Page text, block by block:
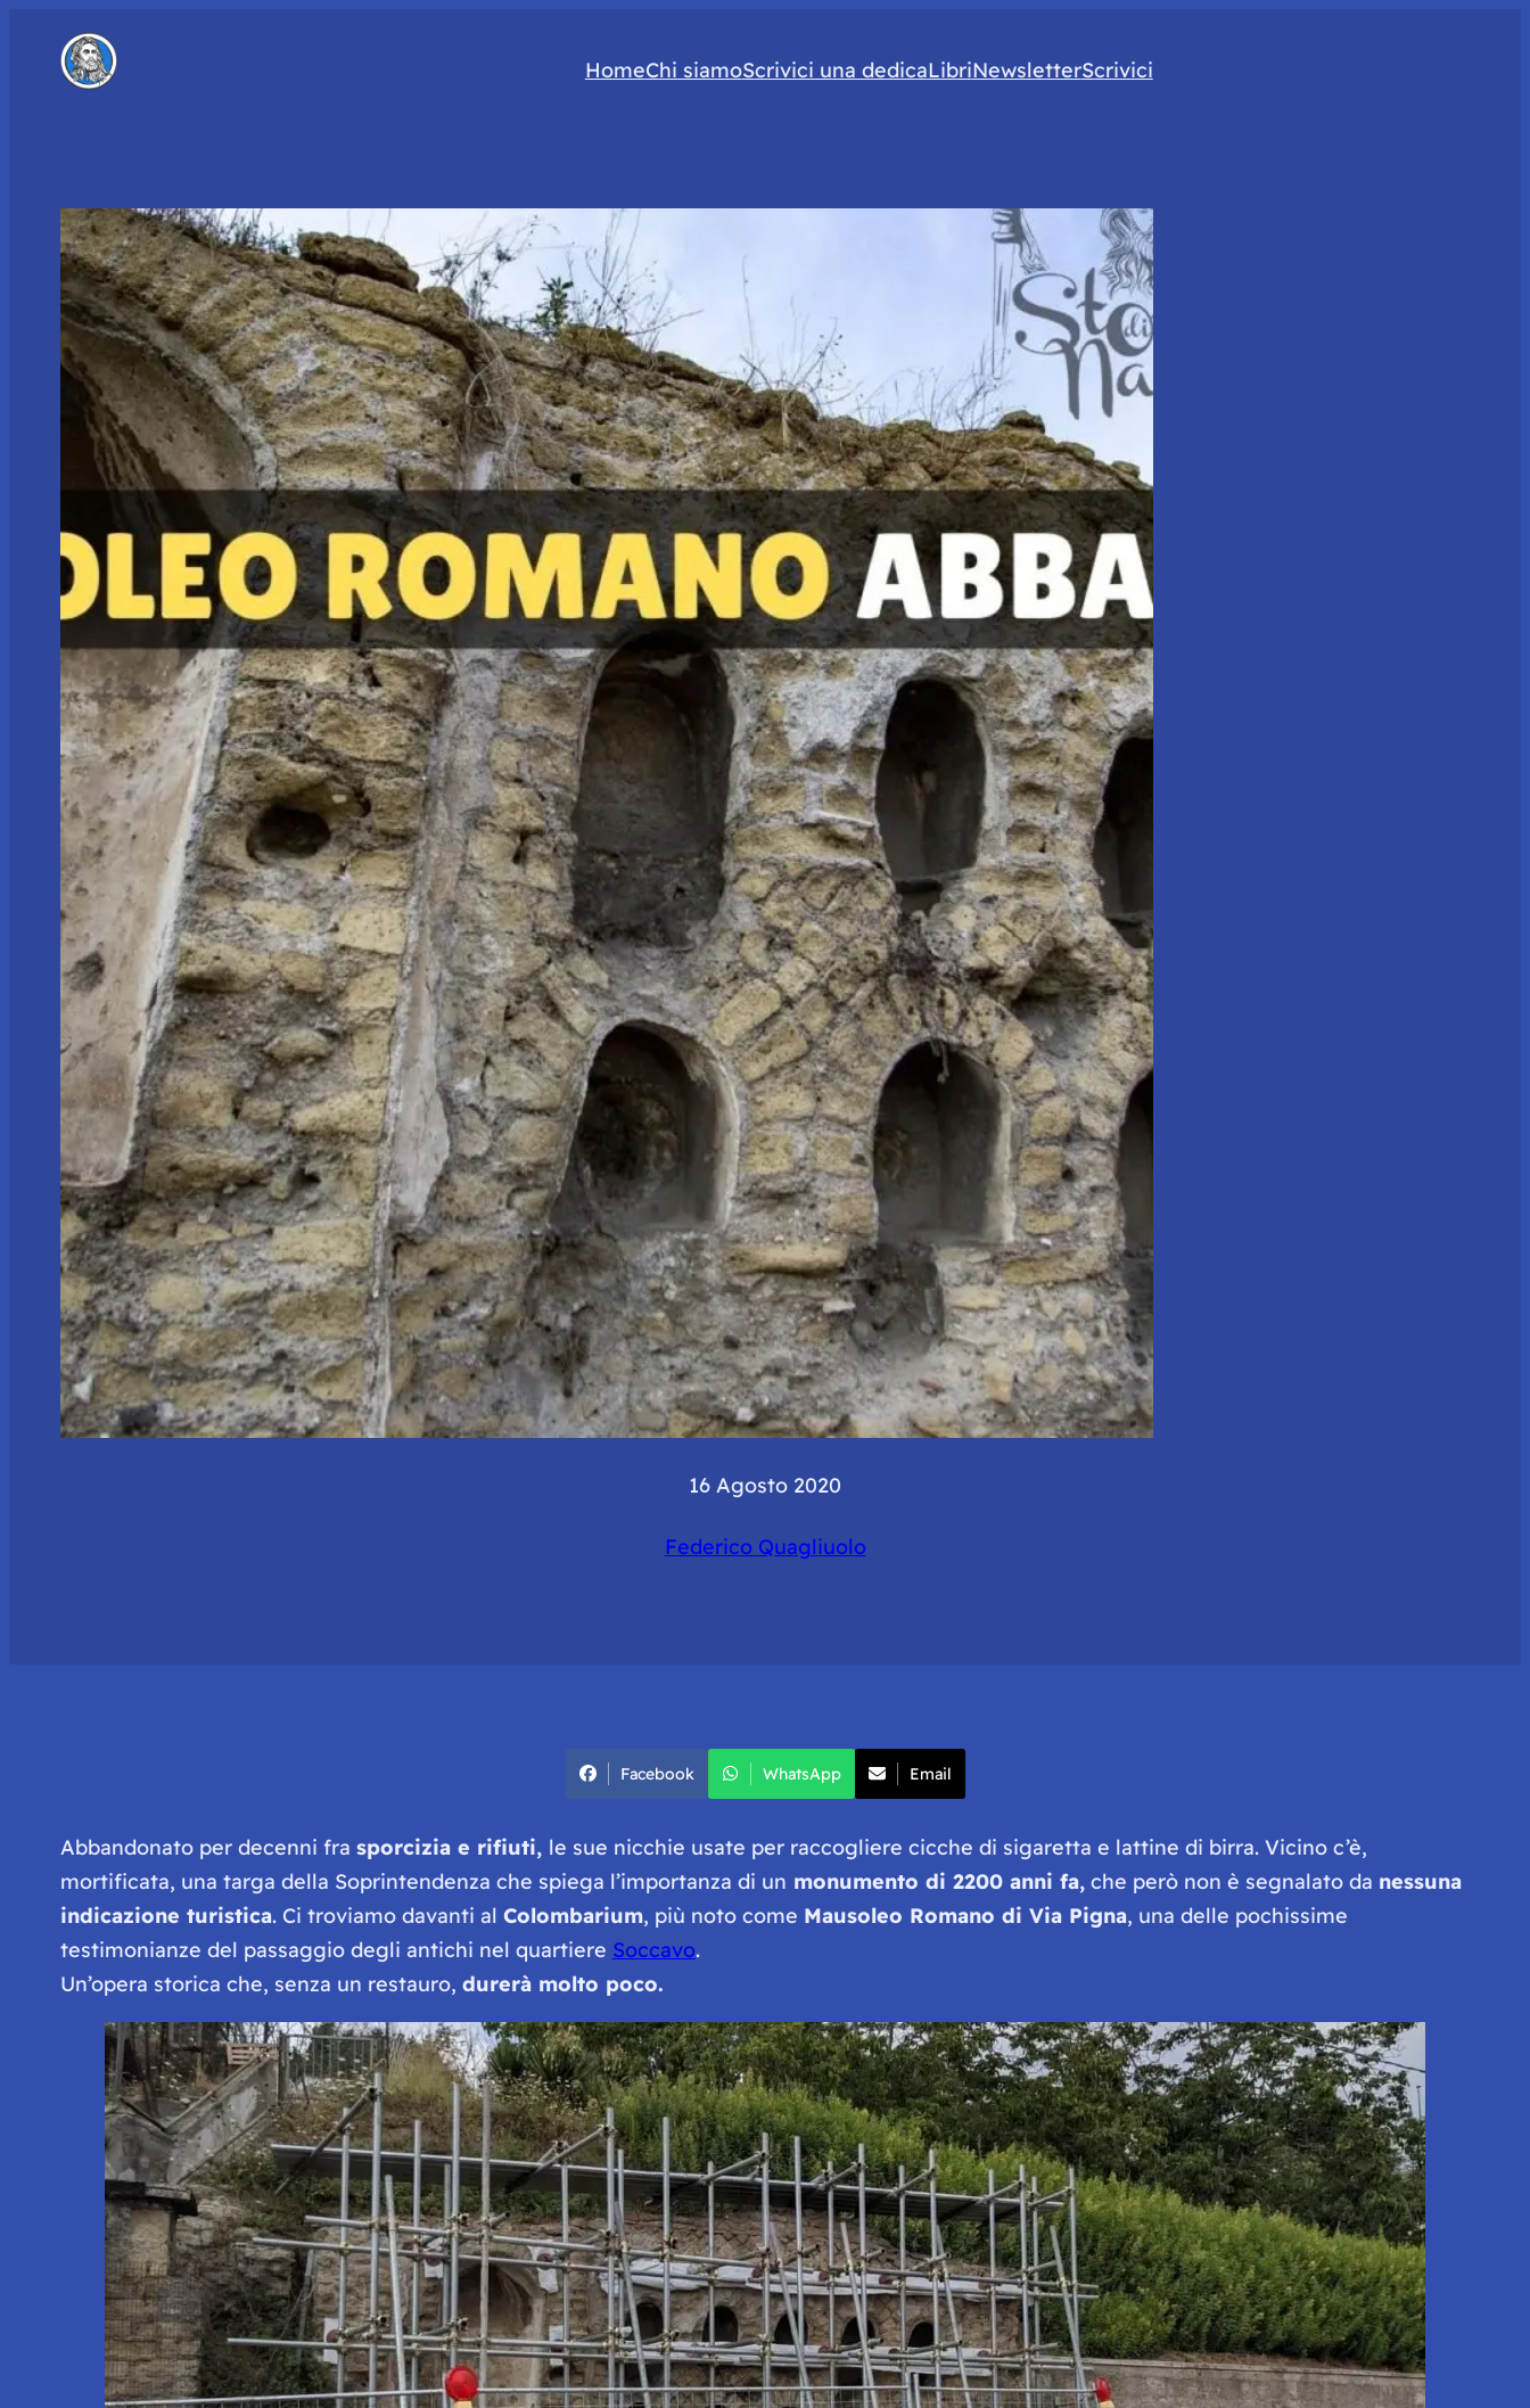
HomeChi siamoScrivici una dedicaLibriNewsletterScrivici
16 Agosto 2020
Federico Quagliuolo
Facebook WhatsApp Email
Abbandonato per decenni fra sporcizia e rifiuti, le sue nicchie usate per raccogliere cicche di sigaretta e lattine di birra. Vicino c’è,
mortificata, una targa della Soprintendenza che spiega l’importanza di un monumento di 2200 anni fa,che però non è segnalato da nessuna
indicazione turistica. Ci troviamo davanti al Colombarium, più noto come Mausoleo Romano di Via Pigna, una delle pochissime
testimonianze del passaggio degli antichi nel quartiere Soccavo.
Un’opera storica che, senza un restauro, durerà molto poco.